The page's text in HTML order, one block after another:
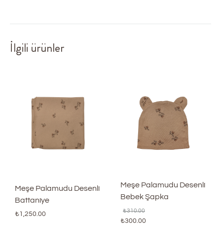
İlgili ürünler
Meşe Palamudu Desenli
Battaniye
₺1,250.00
Meşe Palamudu Desenli
Bebek Şapka
₺310.00
₺300.00